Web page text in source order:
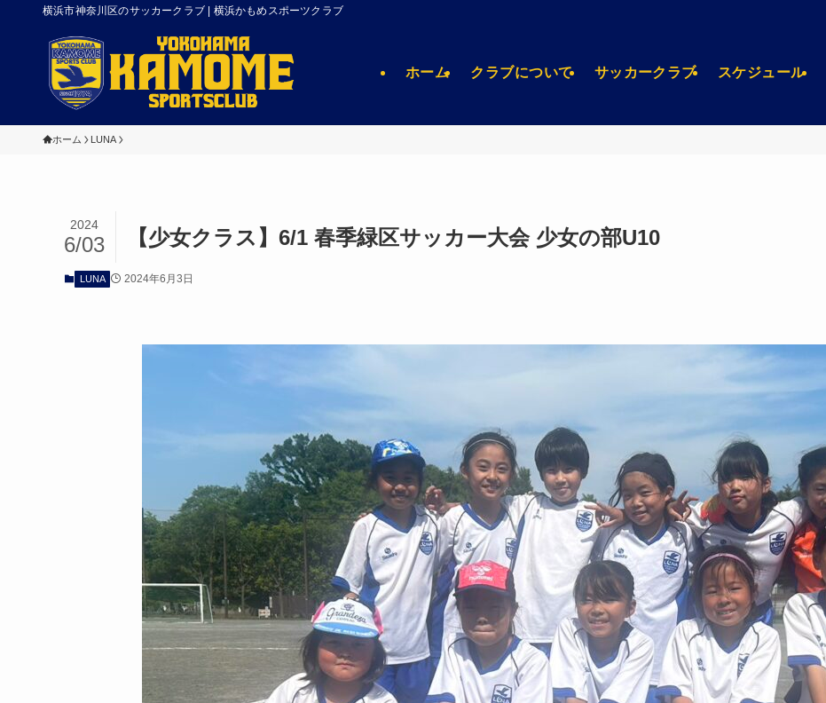
横浜市神奈川区のサッカークラブ | 横浜かもめスポーツクラブ
ホーム クラブについて サッカークラブ スケジュール
ホーム LUNA
【少女クラス】6/1 春季緑区サッカー大会 少女の部U10
2024
6/03
LUNA 2024年6月3日